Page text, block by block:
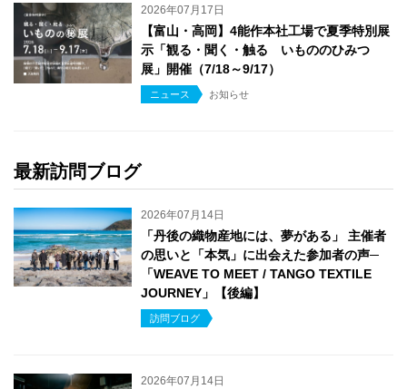
2026年07月17日
【富山・高岡】4能作本社工場で夏季特別展
示「観る・聞く・触る いもののひみつ
展」開催（7/18～9/17）
ニュース お知らせ
最新訪問ブログ
2026年07月14日
「丹後の織物産地には、夢がある」 主催者
の思いと「本気」に出会えた参加者の声─
「WEAVE TO MEET / TANGO TEXTILE
JOURNEY」【後編】
訪問ブログ
2026年07月14日